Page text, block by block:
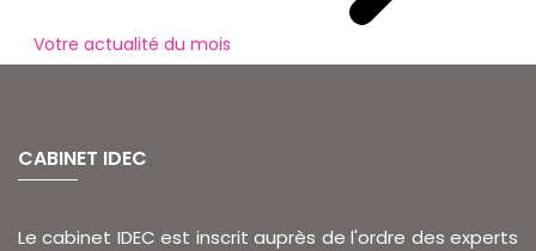
Votre actualité du mois
CABINET IDEC
Le cabinet IDEC est inscrit auprès de l'ordre des experts